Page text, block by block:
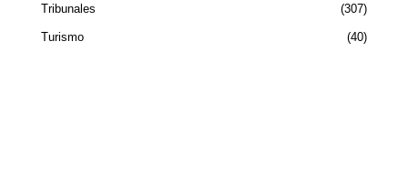
Tribunales 307
Turismo 40